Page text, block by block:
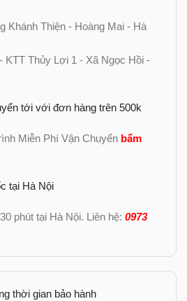
Khánh Thiện - Hoàng Mai - Hà
KTT Thủy Lợi 1 - Xã Ngọc Hồi -
tới với đơn hàng trên 500k
Miễn Phí Vận Chuyển bấm
tại Hà Nội
phút tại Hà Nội. Liên hệ:0973
thời gian bảo hành